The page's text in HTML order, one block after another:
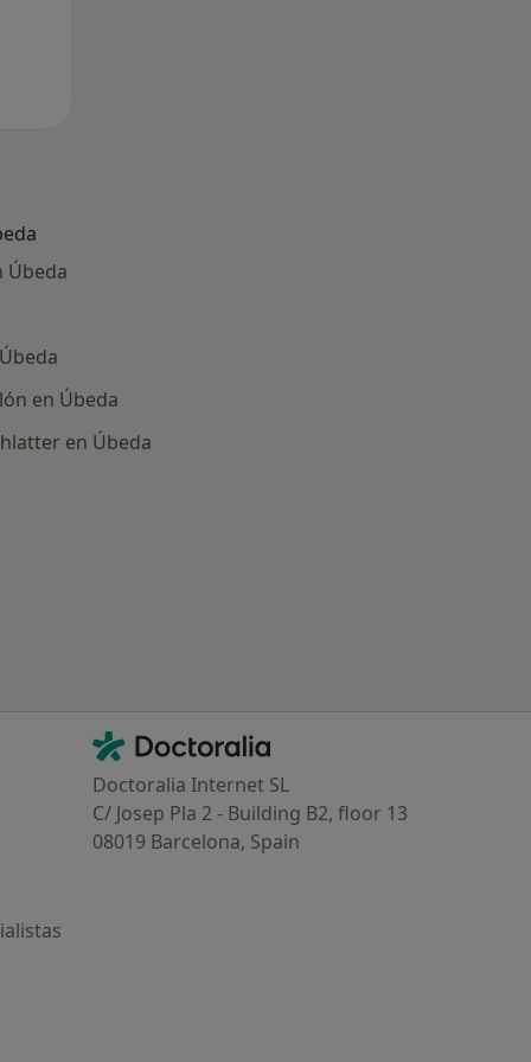
Úbeda
en Úbeda
en Úbeda
Contacto
Doctoralia - Página de inicio
Doctoralia Internet SL
C/ Josep Pla 2 - Building B2, floor 13
08019 Barcelona, Spain